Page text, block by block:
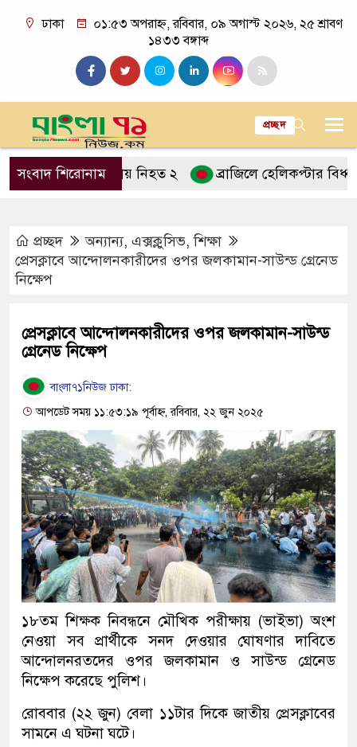
ঢাকা
০১:৫৩ অপরাহ্ন, রবিবার, ০৯ অগাস্ট ২০২৬, ২৫ শ্রাবণ
১৪৩৩ বঙ্গাব্দ
প্রচ্ছদ
সংবাদ শিরোনাম
ট্রাকের ধাক্কায় নিহত ২ ব্রাজিলে হেলিকপ্টার বিধ্বস্ত
প্রচ্ছদ অন্যান্য, এক্সক্লুসিভ,শিক্ষা
প্রেসক্লাবে আন্দোলনকারীদের ওপর জলকামান-সাউন্ড গ্রেনেড
নিক্ষেপ
প্রেসক্লাবে আন্দোলনকারীদের ওপর জলকামান-সাউন্ড
গ্রেনেড নিক্ষেপ
বাংলা৭১নিউজ ঢাকা:
আপডেট সময় ১১:৫৩:১৯ পূর্বাহ্ন, রবিবার, ২২ জুন ২০২৫
১৮তম শিক্ষক নিবন্ধনে মৌখিক পরীক্ষায় (ভাইভা) অংশ
নেওয়া সব প্রার্থীকে সনদ দেওয়ার ঘোষণার দাবিতে
আন্দোলনরতদের ওপর জলকামান ও সাউন্ড গ্রেনেড
নিক্ষেপ করেছে পুলিশ।
রোববার (২২ জুন) বেলা ১১টার দিকে জাতীয় প্রেসক্লাবের
সামনে এ ঘটনা ঘটে।